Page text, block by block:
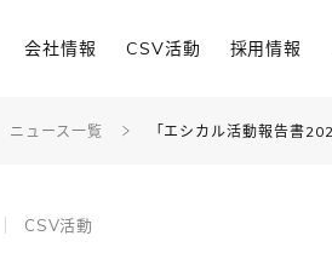
会社情報 CSV活動 採用情報
ニュース一覧 「エシカル活動報告書
CSV活動